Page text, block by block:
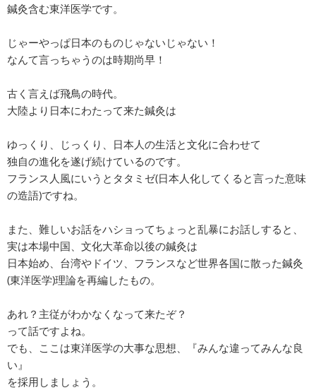
鍼灸含む東洋医学です。
じゃーやっぱ日本のものじゃないじゃない！
なんて言っちゃうのは時期尚早！
古く言えば飛鳥の時代。
大陸より日本にわたって来た鍼灸は
ゆっくり、じっくり、日本人の生活と文化に合わせて
独自の進化を遂げ続けているのです。
フランス人風にいうとタタミゼ(日本人化してくると言った意味
の造語)ですね。
また、難しいお話をハショってちょっと乱暴にお話しすると、
実は本場中国、文化大革命以後の鍼灸は
日本始め、台湾やドイツ、フランスなど世界各国に散った鍼灸
(東洋医学)理論を再編したもの。
あれ？主従がわかなくなって来たぞ？
って話ですよね。
でも、ここは東洋医学の大事な思想、『みんな違ってみんな良
い』
を採用しましょう。